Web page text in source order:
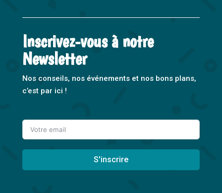
Inscrivez-vous à notre
Newsletter
Nos conseils, nos événements et nos bons plans,
c’est par ici !
S'inscrire